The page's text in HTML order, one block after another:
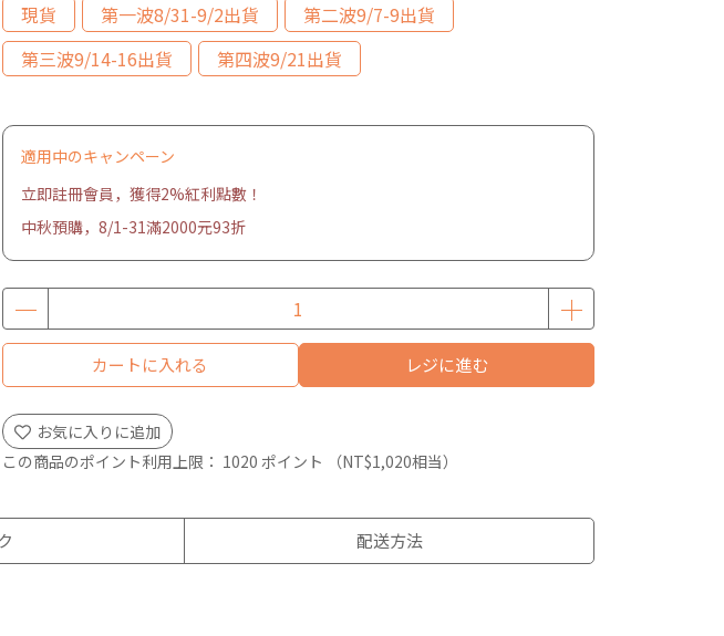
現貨
第一波8/31-9/2出貨
第二波9/7-9出貨
第三波9/14-16出貨
第四波9/21出貨
適用中のキャンペーン
立即註冊會員，獲得2%紅利點數！
中秋預購，8/1-31滿2000元93折
カートに入れる レジに進む
お気に入りに追加
この商品のポイント利用上限： 1020 ポイント （NT$1,020相当）
配送方法